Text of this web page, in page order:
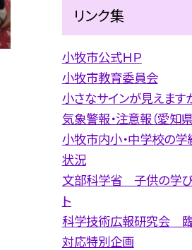
リンク集
小牧市公式ＨＰ
小牧市教育委員会
小さなサインが見えます
気象警報・注意報（愛知県
小牧市内小・中学校の
状況
文部科学省 子供の学
ト
科学技術広報研究会
対応特別企画